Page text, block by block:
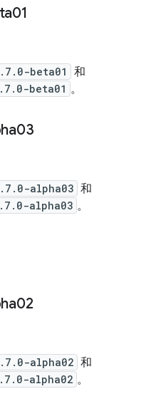
beta01 和
beta01 。
alpha03 和
alpha03 。
alpha02 和
alpha02 。